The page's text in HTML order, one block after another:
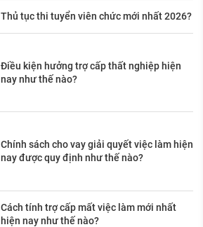
Thủ tục thi tuyển viên chức mới nhất 2026?
Điều kiện hưởng trợ cấp thất nghiệp hiện
nay như thế nào?
Chính sách cho vay giải quyết việc làm hiện
nay được quy định như thế nào?
Cách tính trợ cấp mất việc làm mới nhất
hiện nay như thế nào?